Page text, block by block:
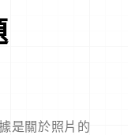
是關於照片的